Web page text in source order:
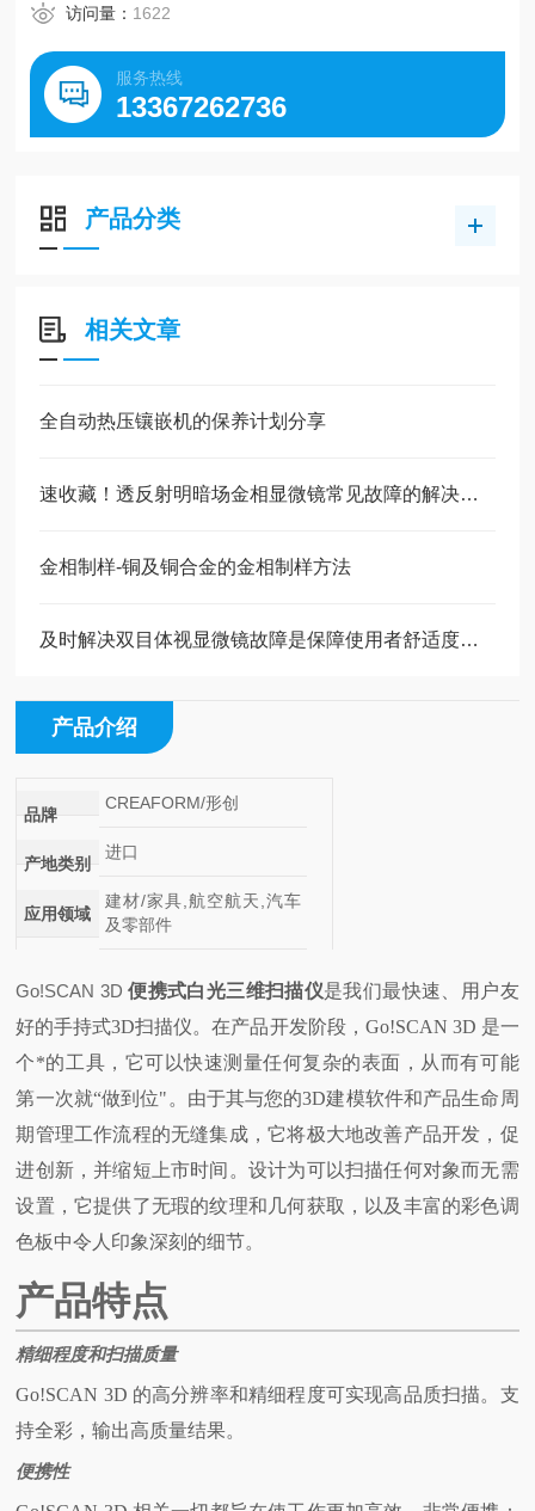
访问量： 1622
服务热线
13367262736
产品分类
相关文章
全自动热压镶嵌机的保养计划分享
速收藏！透反射明暗场金相显微镜常见故障的解决方法分享
金相制样-铜及铜合金的金相制样方法
及时解决双目体视显微镜故障是保障使用者舒适度的关键
产品介绍
品牌
CREAFORM/形创
产地类别
进口
应用领域
建材/家具,航空航天,汽车
及零部件
Go!SCAN 3D便携式白光三维扫描仪是我们最快速、用户友
好的手持式3D扫描仪。在产品开发阶段，Go!SCAN 3D 是一
个*的工具，它可以快速测量任何复杂的表面，从而有可能
第一次就“做到位"。由于其与您的3D建模软件和产品生命周
期管理工作流程的无缝集成，它将极大地改善产品开发，促
进创新，并缩短上市时间。 设计为可以扫描任何对象而无需
设置，它提供了无瑕的纹理和几何获取，以及丰富的彩色调
色板中令人印象深刻的细节。
产品特点
精细程度和扫描质量
Go!SCAN 3D 的高分辨率和精细程度可实现高品质扫描。支
持全彩，输出高质量结果。
便携性